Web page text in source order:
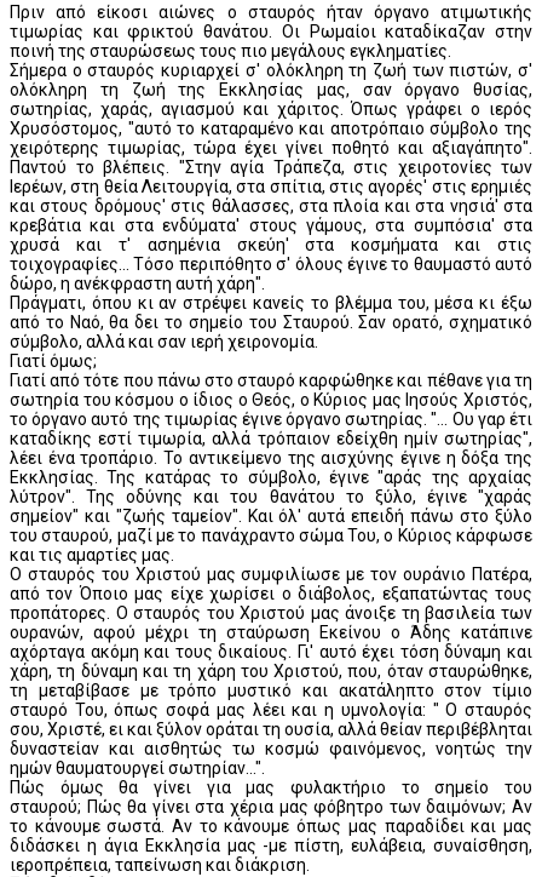
Πριν από είκοσι αιώνες ο σταυρός ήταν όργανο ατιμωτικής
τιμωρίας και φρικτού θανάτου. Οι Ρωμαίοι καταδίκαζαν στην
ποινή της σταυρώσεως τους πιο μεγάλους εγκληματίες.
Σήμερα ο σταυρός κυριαρχεί σ' ολόκληρη τη ζωή των πιστών, σ'
ολόκληρη τη ζωή της Εκκλησίας μας, σαν όργανο θυσίας,
σωτηρίας, χαράς, αγιασμού και χάριτος. Όπως γράφει ο ιερός
Χρυσόστομος, "αυτό το καταραμένο και αποτρόπαιο σύμβολο της
χειρότερης τιμωρίας, τώρα έχει γίνει ποθητό και αξιαγάπητο".
Παντού το βλέπεις. "Στην αγία Τράπεζα, στις χειροτονίες των
Ιερέων, στη θεία Λειτουργία, στα σπίτια, στις αγορές' στις ερημιές
και στους δρόμους' στις θάλασσες, στα πλοία και στα νησιά' στα
κρεβάτια και στα ενδύματα' στους γάμους, στα συμπόσια' στα
χρυσά και τ' ασημένια σκεύη' στα κοσμήματα και στις
τοιχογραφίες... Τόσο περιπόθητο σ' όλους έγινε το θαυμαστό αυτό
δώρο, η ανέκφραστη αυτή χάρη".
Πράγματι, όπου κι αν στρέψει κανείς το βλέμμα του, μέσα κι έξω
από το Ναό, θα δει το σημείο του Σταυρού. Σαν ορατό, σχηματικό
σύμβολο, αλλά και σαν ιερή χειρονομία.
Γιατί όμως;
Γιατί από τότε που πάνω στο σταυρό καρφώθηκε και πέθανε για τη
σωτηρία του κόσμου ο ίδιος ο Θεός, ο Κύριος μας Ιησούς Χριστός,
το όργανο αυτό της τιμωρίας έγινε όργανο σωτηρίας. "... Ου γαρ έτι
καταδίκης εστί τιμωρία, αλλά τρόπαιον εδείχθη ημίν σωτηρίας",
λέει ένα τροπάριο. Το αντικείμενο της αισχύνης έγινε η δόξα της
Εκκλησίας. Της κατάρας το σύμβολο, έγινε "αράς της αρχαίας
λύτρον". Της οδύνης και του θανάτου το ξύλο, έγινε "χαράς
σημείον" και "ζωής ταμείον". Και όλ' αυτά επειδή πάνω στο ξύλο
του σταυρού, μαζί με το πανάχραντο σώμα Του, ο Κύριος κάρφωσε
και τις αμαρτίες μας.
Ο σταυρός του Χριστού μας συμφιλίωσε με τον ουράνιο Πατέρα,
από τον Όποιο μας είχε χωρίσει ο διάβολος, εξαπατώντας τους
προπάτορες. Ο σταυρός του Χριστού μας άνοιξε τη βασιλεία των
ουρανών, αφού μέχρι τη σταύρωση Εκείνου ο Άδης κατάπινε
αχόρταγα ακόμη και τους δικαίους. Γι' αυτό έχει τόση δύναμη και
χάρη, τη δύναμη και τη χάρη του Χριστού, που, όταν σταυρώθηκε,
τη μεταβίβασε με τρόπο μυστικό και ακατάληπτο στον τίμιο
σταυρό Του, όπως σοφά μας λέει και η υμνολογία: " Ο σταυρός
σου, Χριστέ, ει και ξύλον οράται τη ουσία, αλλά θείαν περιβέβληται
δυναστείαν και αισθητώς τω κοσμώ φαινόμενος, νοητώς την
ημών θαυματουργεί σωτηρίαν...".
Πώς όμως θα γίνει για μας φυλακτήριο το σημείο του
σταυρού; Πώς θα γίνει στα χέρια μας φόβητρο των δαιμόνων; Αν
το κάνουμε σωστά. Αν το κάνουμε όπως μας παραδίδει και μας
διδάσκει η άγια Εκκλησία μας -με πίστη, ευλάβεια, συναίσθηση,
ιεροπρέπεια, ταπείνωση και διάκριση.